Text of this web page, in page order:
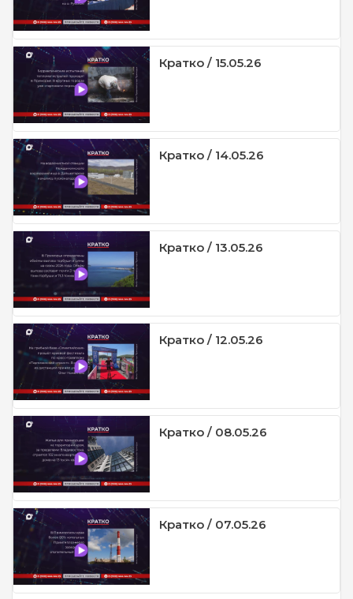
Кратко / 15.05.26
Кратко / 14.05.26
Кратко / 13.05.26
Кратко / 12.05.26
Кратко / 08.05.26
Кратко / 07.05.26